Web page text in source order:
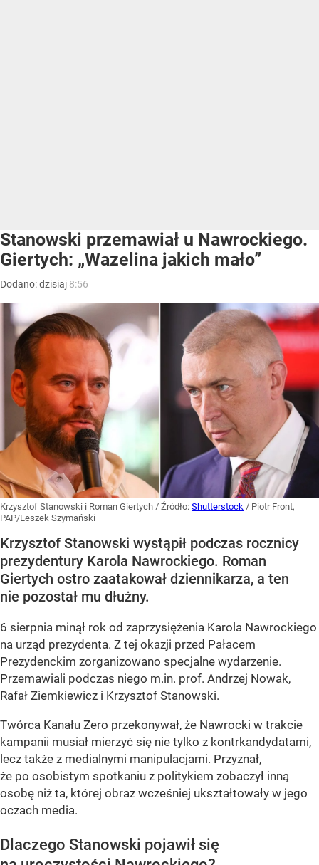
Stanowski przemawiał u Nawrockiego.
Giertych: „Wazelina jakich mało”
Dodano:dzisiaj 8:56
Krzysztof Stanowski i Roman Giertych / Źródło: Shutterstock / Piotr Front,
PAP/Leszek Szymański
Krzysztof Stanowski wystąpił podczas rocznicy
prezydentury Karola Nawrockiego. Roman
Giertych ostro zaatakował dziennikarza, a ten
nie pozostał mu dłużny.
6 sierpnia minął rok od zaprzysiężenia Karola Nawrockiego
na urząd prezydenta. Z tej okazji przed Pałacem
Prezydenckim zorganizowano specjalne wydarzenie.
Przemawiali podczas niego m.in. prof. Andrzej Nowak,
Rafał Ziemkiewicz i Krzysztof Stanowski.
Twórca Kanału Zero przekonywał, że Nawrocki w trakcie
kampanii musiał mierzyć się nie tylko z kontrkandydatami,
lecz także z medialnymi manipulacjami. Przyznał,
że po osobistym spotkaniu z politykiem zobaczył inną
osobę niż ta, której obraz wcześniej ukształtowały w jego
oczach media.
Dlaczego Stanowski pojawił się